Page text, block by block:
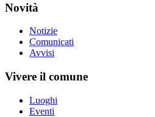
Novità
Notizie
Comunicati
Avvisi
Vivere il comune
Luoghi
Eventi